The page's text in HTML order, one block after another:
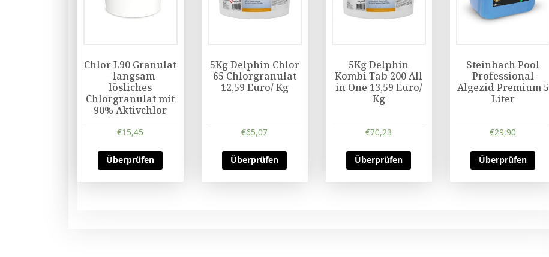
Chlor L90 Granulat
– langsam
lösliches
Chlorgranulat mit
90% Aktivchlor
€15,45
Überprüfen
5Kg Delphin Chlor
65 Chlorgranulat
12,59 Euro/ Kg
€65,07
Überprüfen
5Kg Delphin
Kombi Tab 200 All
in One 13,59 Euro/
Kg
€70,23
Überprüfen
Steinbach Pool
Professional
Algezid Premium 5
Liter
€29,90
Überprüfen